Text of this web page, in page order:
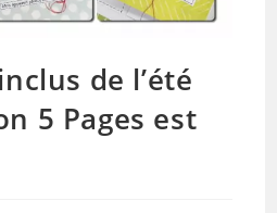
de l’été
5 Pages est